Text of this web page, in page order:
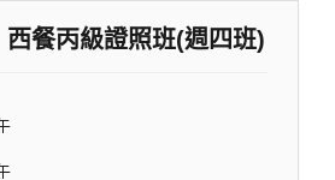
西餐丙級證照班(週四班)